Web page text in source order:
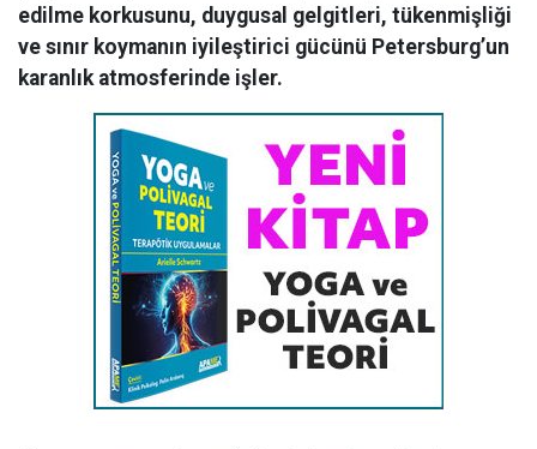
edilme korkusunu, duygusal gelgitleri, tükenmişliği
ve sınır koymanın iyileştirici gücünü Petersburg’un
karanlık atmosferinde işler.